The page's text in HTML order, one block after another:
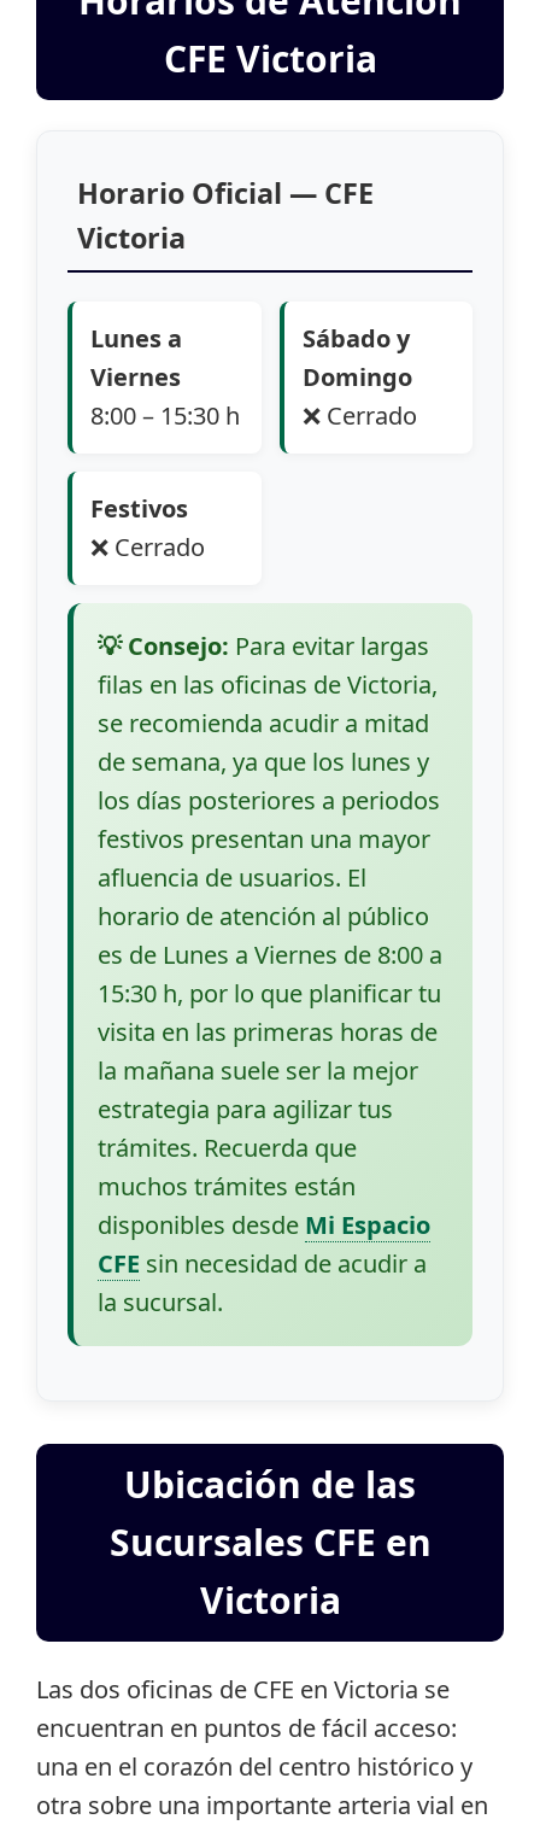
CFE Victoria
Horario Oficial — CFE
Victoria
Lunes a
Viernes
8:00 – 15:30 h
Sábado y
Domingo
❌ Cerrado
Festivos
❌ Cerrado
💡 Consejo: Para evitar largas
filas en las oficinas de Victoria,
se recomienda acudir a mitad
de semana, ya que los lunes y
los días posteriores a periodos
festivos presentan una mayor
afluencia de usuarios. El
horario de atención al público
es de Lunes a Viernes de 8:00 a
15:30 h, por lo que planificar tu
visita en las primeras horas de
la mañana suele ser la mejor
estrategia para agilizar tus
trámites. Recuerda que
muchos trámites están
disponibles desde Mi Espacio
CFE sin necesidad de acudir a
la sucursal.
Ubicación de las
Sucursales CFE en
Victoria
Las dos oficinas de CFE en Victoria se
encuentran en puntos de fácil acceso:
una en el corazón del centro histórico y
otra sobre una importante arteria vial en